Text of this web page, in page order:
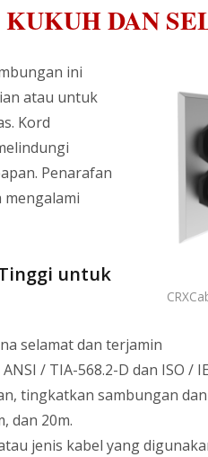
DAN
ini
atau untuk
Kord
Penarafan
mengalami
untuk
selamat dan terjamin
/ TIA-568.2-D dan ISO /
tingkatkan sambungan
dan 20m.
jenis kabel yang